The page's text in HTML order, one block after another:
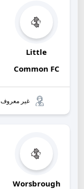
Little
Common FC
غير معروف
Worsbrough